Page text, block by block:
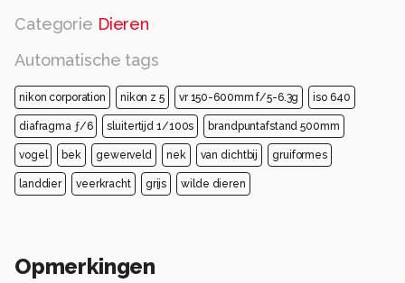
Categorie Dieren
Automatische tags
nikon corporation nikon z 5 vr 150-600mm f/5-6.3g iso 640
diafragma ƒ/6 sluitertijd 1/100s brandpuntafstand 500mm
vogel bek gewerveld nek van dichtbij gruiformes
landdier veerkracht grijs wilde dieren
Opmerkingen